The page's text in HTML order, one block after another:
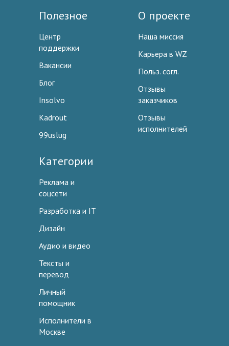
Полезное
Центр
поддержки
Вакансии
Блог
Insolvo
Kadrout
99uslug
О проекте
Наша миссия
Карьера в WZ
Польз. согл.
Отзывы
заказчиков
Отзывы
исполнителей
Категории
Реклама и
соцсети
Разработка и IT
Дизайн
Аудио и видео
Тексты и
перевод
Личный
помощник
Исполнители в
Москве